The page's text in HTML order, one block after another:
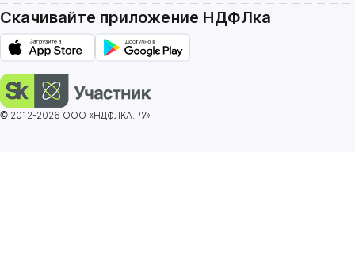
Скачивайте приложение НДФЛка
© 2012-2026 ООО «НДФЛКА.РУ»